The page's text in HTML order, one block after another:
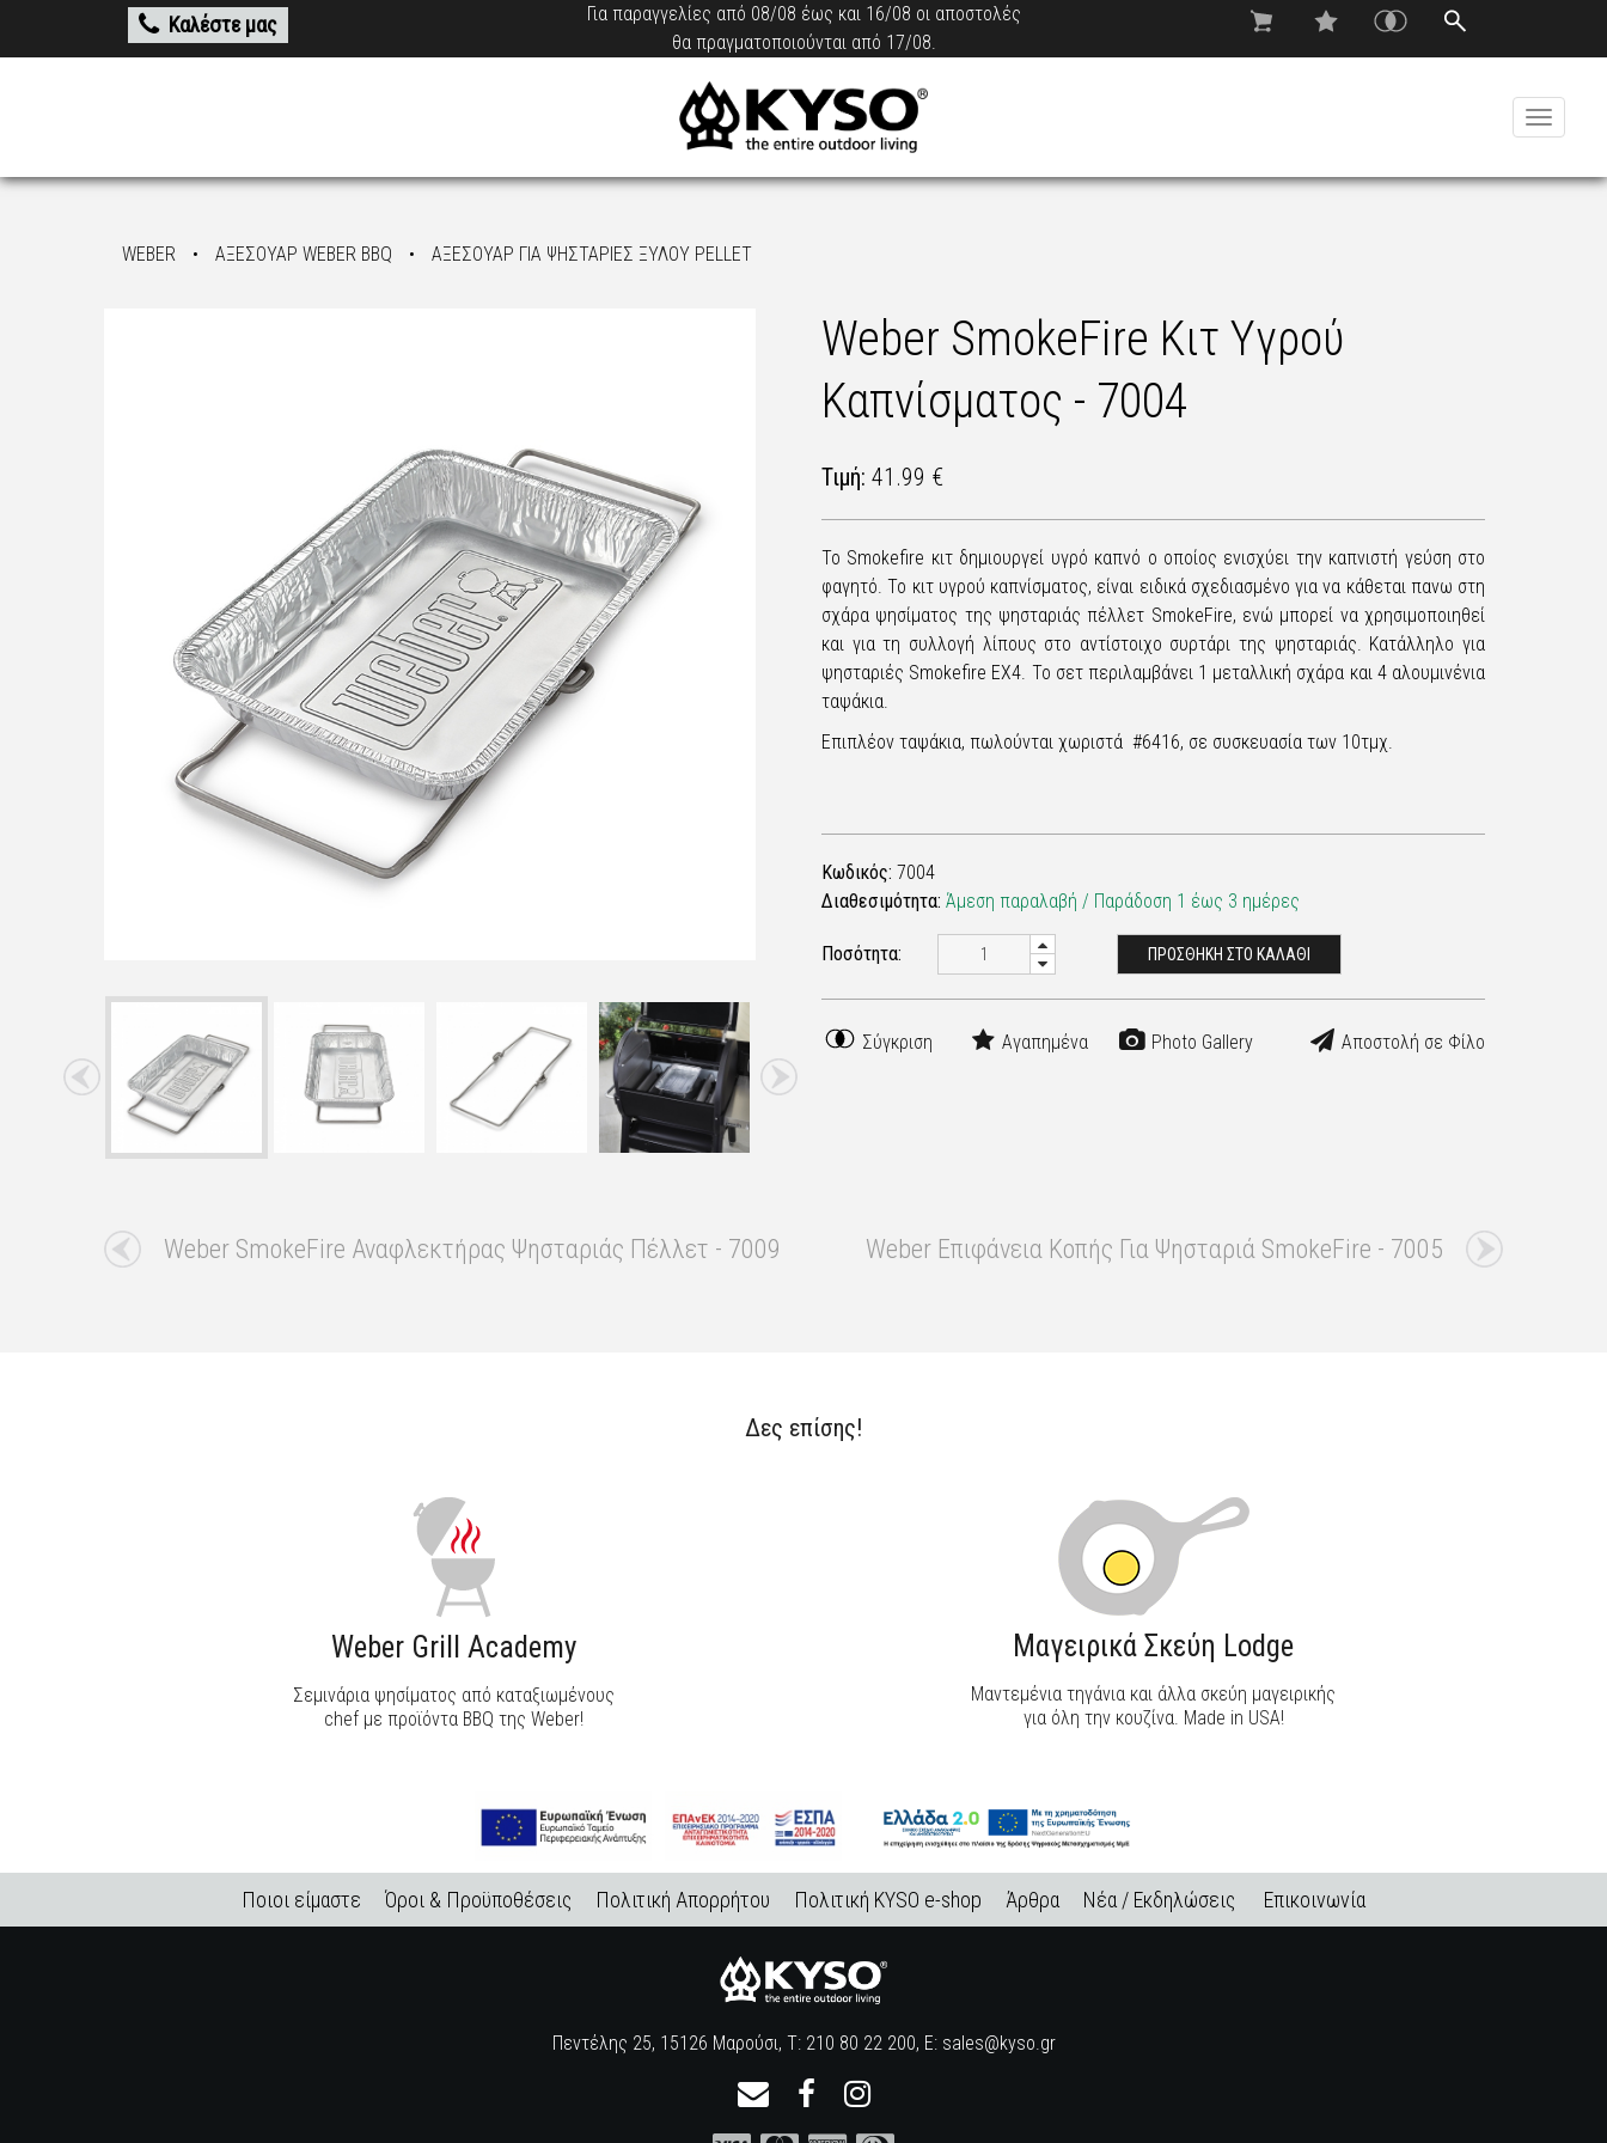
Καλέστε μας
Για παραγγελίες από 08/08 έως και 16/08 οι αποστολές
θα πραγματοποιούνται από 17/08.
Toggle
WEBER • ΑΞΕΣΟΥΑΡ WEBER BBQ • ΑΞΕΣΟΥΑΡ ΓΙΑ ΨΗΣΤΑΡΙΕΣ ΞΥΛΟΥ PELLET
Weber SmokeFire Κιτ Υγρού
Καπνίσματος - 7004
Τιμή: 41.99 €
Το Smokefire κιτ δημιουργεί υγρό καπνό ο οποίος ενισχύει την καπνιστή γεύση στο
φαγητό. Το κιτ υγρού καπνίσματος, είναι ειδικά σχεδιασμένο για να κάθεται πανω στη
σχάρα ψησίματος της ψησταριάς πέλλετ SmokeFire, ενώ μπορεί να χρησιμοποιηθεί
και για τη συλλογή λίπους στο αντίστοιχο συρτάρι της ψησταριάς. Κατάλληλο για
ψησταριές Smokefire ΕΧ4. Το σετ περιλαμβάνει 1 μεταλλική σχάρα και 4 αλουμινένια
ταψάκια.
Επιπλέον ταψάκια, πωλούνται χωριστά #6416, σε συσκευασία των 10τμχ.
Κωδικός: 7004
Διαθεσιμότητα: Άμεση παραλαβή / Παράδoση 1 έως 3 ημέρες
Ποσότητα: ΠΡΟΣΘΗΚΗ ΣΤΟ ΚΑΛΑΘΙ
Σύγκριση Αγαπημένα Photo Gallery Αποστολή σε Φίλο
Weber SmokeFire Αναφλεκτήρας Ψησταριάς Πέλλετ - 7009 Weber Επιφάνεια Κοπής Για Ψησταριά SmokeFire - 7005
Δες επίσης!
Weber Grill Academy
Σεμινάρια ψησίματος από καταξιωμένους
chef με προϊόντα BBQ της Weber!
Μαγειρικά Σκεύη Lodge
Μαντεμένια τηγάνια και άλλα σκεύη μαγειρικής
για όλη την κουζίνα. Made in USA!
Ποιοι είμαστε Όροι & Προϋποθέσεις Πολιτική Απορρήτου Πολιτική KYSO e-shop Άρθρα Νέα / Εκδηλώσεις Επικοινωνία
Πεντέλης 25, 15126 Μαρούσι, Τ: 210 80 22 200, E: sales@kyso.gr